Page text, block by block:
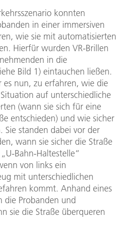
konnten
in einer immersiven
wie sie mit automatisierten
Hierfür wurden VR-Brillen
in die
Bild 1) eintauchen ließen.
es nun, zu erfahren, wie die
auf unterschiedliche
(wann sie sich für eine
entschieden) und wie sicher
Sie standen dabei vor der
wann sie sicher die Straße
Bahn-Haltestelle“
von links ein
mit unterschiedlichen
kommt. Anhand eines
die Probanden und
sie die Straße überqueren